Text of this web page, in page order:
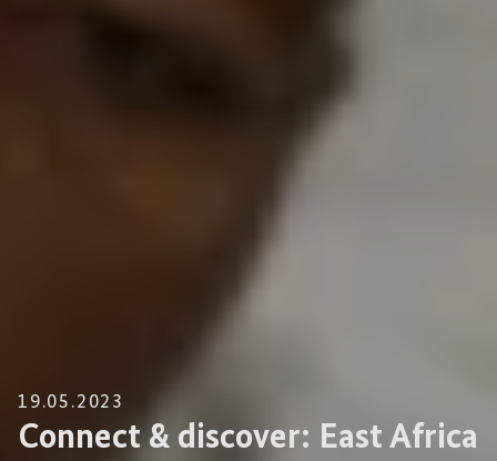
19.05.2023
Connect & discover: East Africa